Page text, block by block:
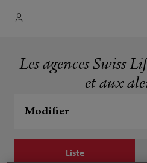
Les agences Swiss
et aux
Modifier
Liste